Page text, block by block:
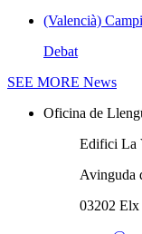
(Valencià)
Debat
SEE MORE News
Oficina de
Edifici La
Avinguda
03202